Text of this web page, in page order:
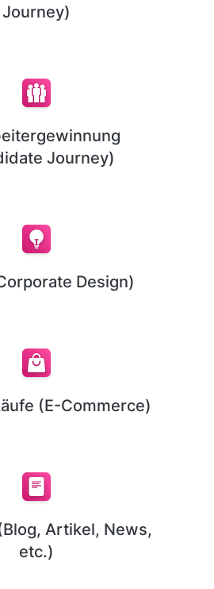
Journey)
Journey)
Design)
(E-Commerce)
Artikel, News,
etc.)